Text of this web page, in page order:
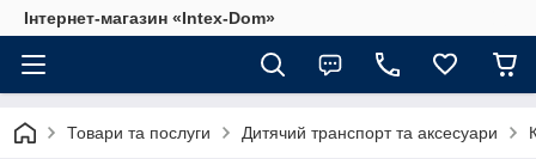
Інтернет-магазин «Intex-Dom»
Товари та послуги Дитячий транспорт та аксесуари